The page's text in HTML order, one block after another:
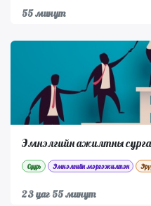
55 минут
Эмнэлгийн ажилтны
Суурь Эмнэлгийн мэргэжилтэн
23 цаг 55 минут